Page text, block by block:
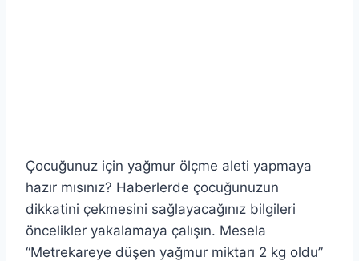
Çocuğunuz için yağmur ölçme aleti yapmaya
hazır mısınız? Haberlerde çocuğunuzun
dikkatini çekmesini sağlayacağınız bilgileri
öncelikler yakalamaya çalışın. Mesela
“Metrekareye düşen yağmur miktarı 2 kg oldu”